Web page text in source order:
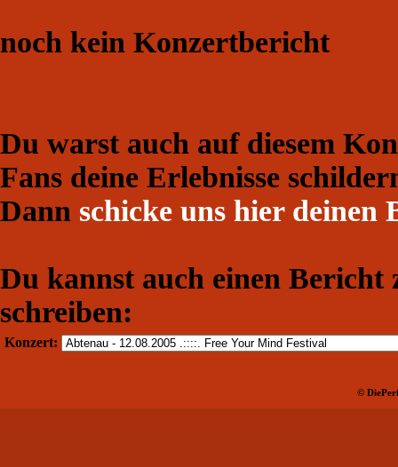
noch kein Konzertbericht
Du warst auch auf diesem
Fans deine Erlebnisse
Dann schicke uns hier deinen
Du kannst auch einen Bericht
schreiben:
Konzert:
©